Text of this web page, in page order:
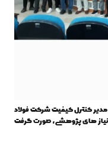
کنترل کیفیت شرکت فولاد